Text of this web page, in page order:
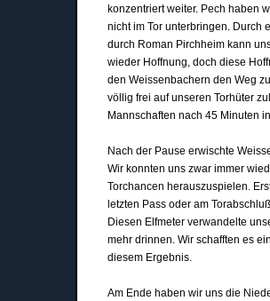
konzentriert weiter. Pech haben
nicht im Tor unterbringen. Durch
durch Roman Pirchheim kann
wieder Hoffnung, doch diese
den Weissenbachern den Weg
völlig frei auf unseren Torhüter
Mannschaften nach 45 Minuten
Nach der Pause erwischte
Wir konnten uns zwar immer
Torchancen herauszuspielen.
letzten Pass oder am
Diesen Elfmeter verwandelte
mehr drinnen. Wir schafften es
diesem Ergebnis.
Am Ende haben wir uns die